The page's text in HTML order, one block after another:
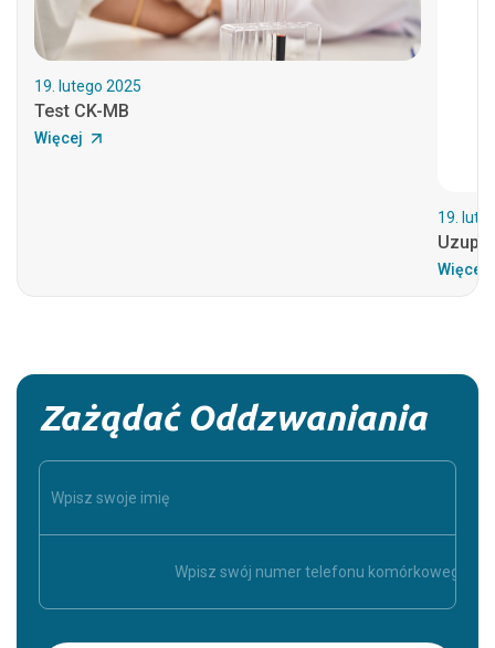
19. lutego 2025
Test CK-MB
Więcej
19.
Więcej
Zażądać Oddzwaniania